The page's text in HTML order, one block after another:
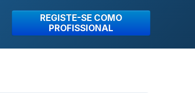
REGISTE-SE COMO
PROFISSIONAL